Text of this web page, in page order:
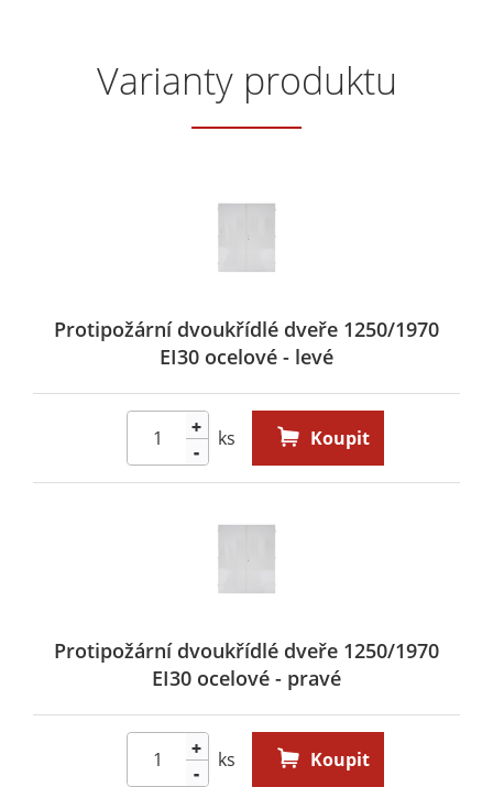
Varianty produktu
Protipožární dvoukřídlé dveře 1250/1970
EI30 ocelové - levé
-
+ ks Koupit
Protipožární dvoukřídlé dveře 1250/1970
EI30 ocelové - pravé
-
+ ks Koupit